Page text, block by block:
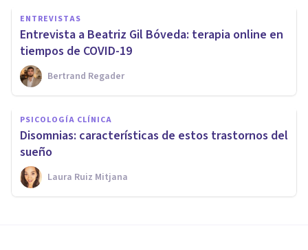
ENTREVISTAS
Entrevista a Beatriz Gil Bóveda: terapia online en
tiempos de COVID-19
Bertrand Regader
PSICOLOGÍA CLÍNICA
Disomnias: características de estos trastornos del
sueño
Laura Ruiz Mitjana